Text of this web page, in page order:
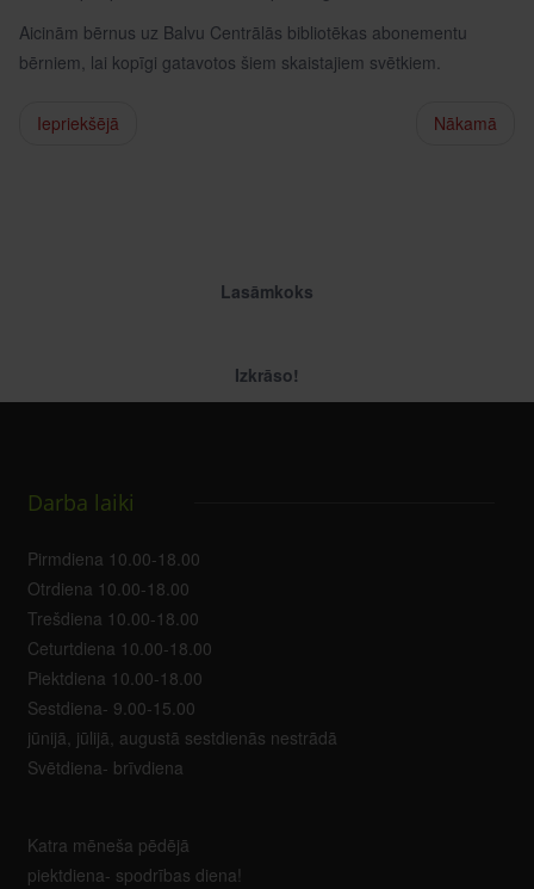
Aicinām bērnus uz Balvu Centrālās bibliotēkas abonementu
bērniem, lai kopīgi gatavotos šiem skaistajiem svētkiem.
Iepriekšējā Nākamā
Lasāmkoks
Izkrāso!
Darba laiki
Pirmdiena 10.00-18.00
Otrdiena 10.00-18.00
Trešdiena 10.00-18.00
Ceturtdiena 10.00-18.00
Piektdiena 10.00-18.00
Sestdiena- 9.00-15.00
jūnijā, jūlijā, augustā sestdienās nestrādā
Svētdiena- brīvdiena
Katra mēneša pēdējā
piektdiena- spodrības diena!